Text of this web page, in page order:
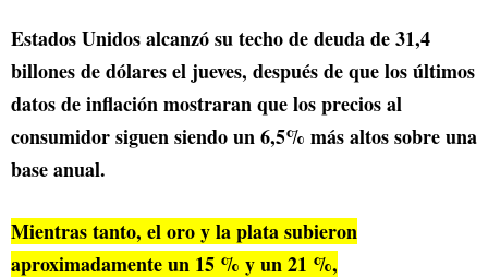
Estados Unidos alcanzó su techo de deuda de 31,4
billones de dólares el jueves, después de que los últimos
datos de inflación mostraran que los precios al
consumidor siguen siendo un 6,5% más altos sobre una
base anual.
Mientras tanto, el oro y la plata subieron
aproximadamente un 15 % y un 21 %,